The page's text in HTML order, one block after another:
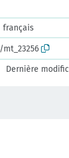
français
Dernière